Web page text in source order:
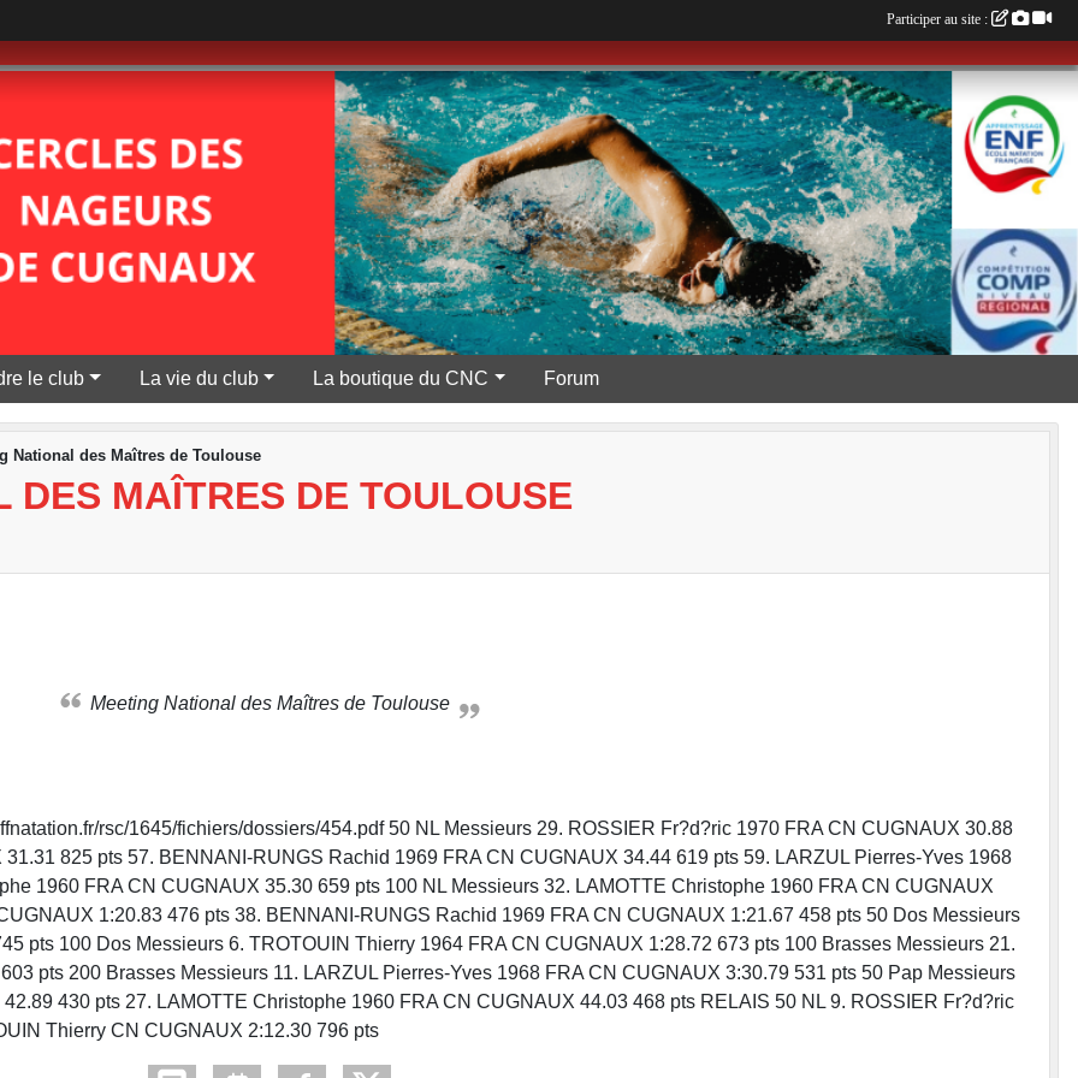
le club La vie du club La boutique du CNC Forum
National des Maîtres de Toulouse
DES MAÎTRES DE TOULOUSE
Meeting National des Maîtres de Toulouse
rsc/1645/fichiers/dossiers/454.pdf 50 NL Messieurs 29. ROSSIER Fr?d?ric 1970 FRA CN CUGNAUX 30.88
825 pts 57. BENNANI-RUNGS Rachid 1969 FRA CN CUGNAUX 34.44 619 pts 59. LARZUL Pierres-Yves 1968
1960 FRA CN CUGNAUX 35.30 659 pts 100 NL Messieurs 32. LAMOTTE Christophe 1960 FRA CN CUGNAUX
1:20.83 476 pts 38. BENNANI-RUNGS Rachid 1969 FRA CN CUGNAUX 1:21.67 458 pts 50 Dos Messieurs
pts 100 Dos Messieurs 6. TROTOUIN Thierry 1964 FRA CN CUGNAUX 1:28.72 673 pts 100 Brasses Messieurs 21.
pts 200 Brasses Messieurs 11. LARZUL Pierres-Yves 1968 FRA CN CUGNAUX 3:30.79 531 pts 50 Pap Messieurs
430 pts 27. LAMOTTE Christophe 1960 FRA CN CUGNAUX 44.03 468 pts RELAIS 50 NL 9. ROSSIER Fr?d?ric
Thierry CN CUGNAUX 2:12.30 796 pts
Participer au site :